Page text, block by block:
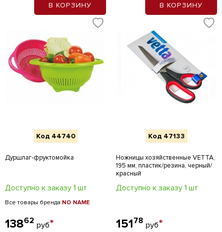
В КОРЗИНУ В КОРЗИНУ
Код 44740
Дуршлаг-фруктомойка
Доступно к заказу 1 шт
Все товары бренда NO NAME
13862 руб*
Код 47133
Ножницы хозяйственные VETTA,
195 мм, пластик/резина, черный/
красный
Доступно к заказу 1 шт
15178 руб*